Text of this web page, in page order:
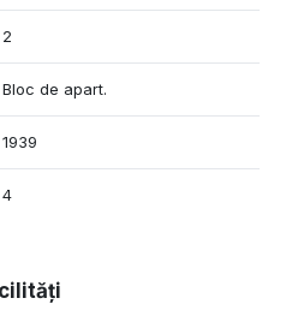
pentru detalii si vizionare.
2
Bloc de apart.
1939
4